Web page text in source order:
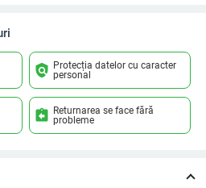
policy Protecția datelor cu caracter
personal
assignment_return Returnarea se face fără
probleme